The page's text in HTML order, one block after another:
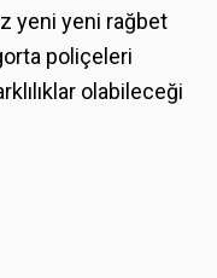
yeni yeni rağbet
poliçeleri
olabileceği